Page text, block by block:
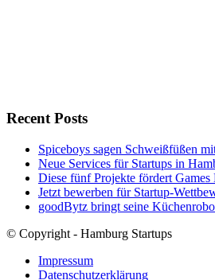
Recent Posts
Spiceboys sagen Schweißfüßen
Neue Services für Startups in
Diese fünf Projekte fördert
Jetzt bewerben für Startup-
goodBytz bringt seine
© Copyright - Hamburg Startups
Impressum
Datenschutzerklärung